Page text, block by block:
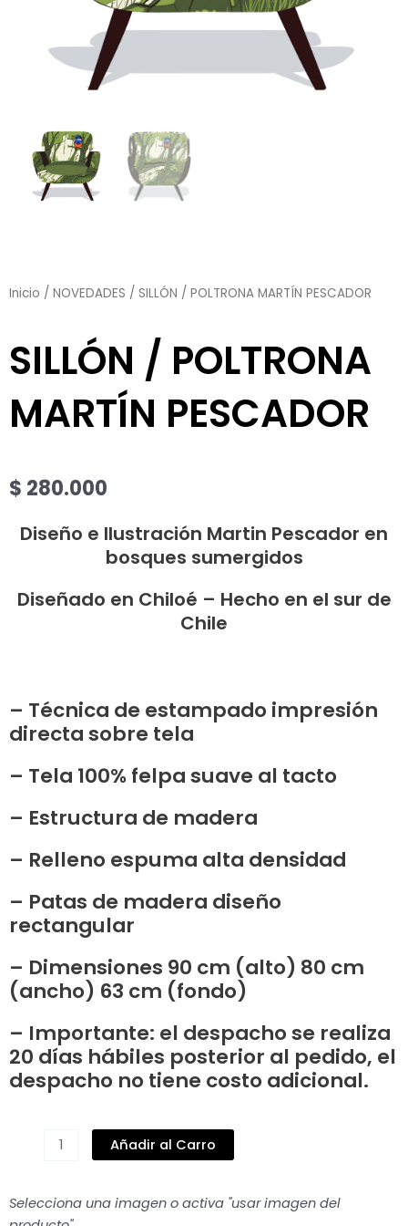
Inicio / NOVEDADES / SILLÓN / POLTRONA MARTÍN PESCADOR
SILLÓN / POLTRONA
MARTÍN PESCADOR
$ 280.000
Diseño e Ilustración Martin Pescador en
bosques sumergidos
Diseñado en Chiloé – Hecho en el sur de
Chile
– Técnica de estampado impresión
directa sobre tela
– Tela 100% felpa suave al tacto
– Estructura de madera
– Relleno espuma alta densidad
– Patas de madera diseño
rectangular
– Dimensiones 90 cm (alto) 80 cm
(ancho) 63 cm (fondo)
– Importante: el despacho se realiza
20 días hábiles posterior al pedido, el
despacho no tiene costo adicional.
MARTÍN
Añadir al Carro
Selecciona una imagen o activa "usar imagen del